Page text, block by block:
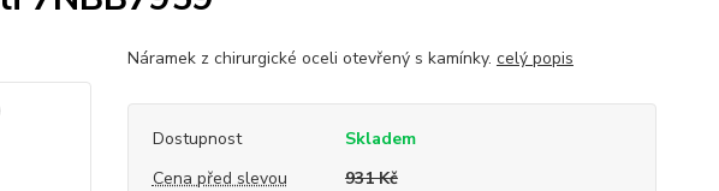
Náramek z chirurgické oceli otevřený s kamínky. celý popis
Dostupnost
Skladem
Cena před slevou
931 Kč